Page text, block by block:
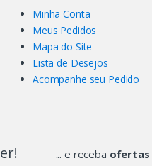
Minha Conta
Meus Pedidos
Mapa do Site
Lista de Desejos
Acompanhe seu Pedido
... e receba ofertas